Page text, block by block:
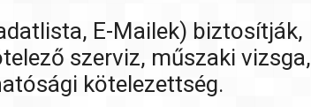
E-Mailek) biztosítják,
szerviz, műszaki vizsga,
kötelezettség.